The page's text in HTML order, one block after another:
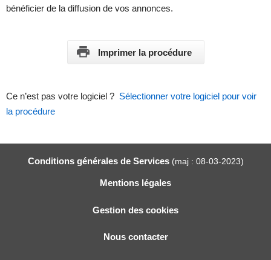
bénéficier de la diffusion de vos annonces.
Imprimer la procédure
Ce n’est pas votre logiciel ? Sélectionner votre logiciel pour voir
la procédure
Conditions générales de Services(maj : 08-03-2023)
Mentions légales
Gestion des cookies
Nous contacter